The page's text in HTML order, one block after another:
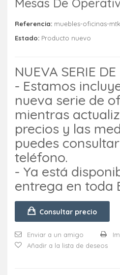
Referencia: muebles-oficinas-
Estado: Producto nuevo
NUEVA SERIE
- Estamos
nueva serie de
mientras
precios y las
puedes
teléfono.
- Ya está
entrega en toda
Consultar precio
Enviar a un amigo
Añadir a la lista de deseos